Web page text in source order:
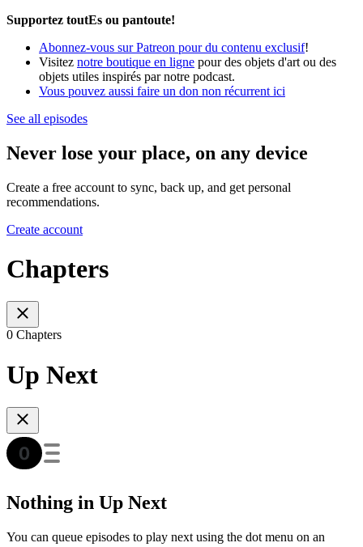
Supportez toutEs ou pantoute!
Abonnez-vous sur Patreon pour du contenu exclusif!
Visitez notre boutique en ligne pour des objets d'art ou des
objets utiles inspirés par notre podcast.
Vous pouvez aussi faire un don non récurrent ici
See all episodes
Never lose your place, on any device
Create a free account to sync, back up, and get personal
recommendations.
Create account
Chapters
0 Chapters
Up Next
Nothing in Up Next
You can queue episodes to play next using the dot menu on an